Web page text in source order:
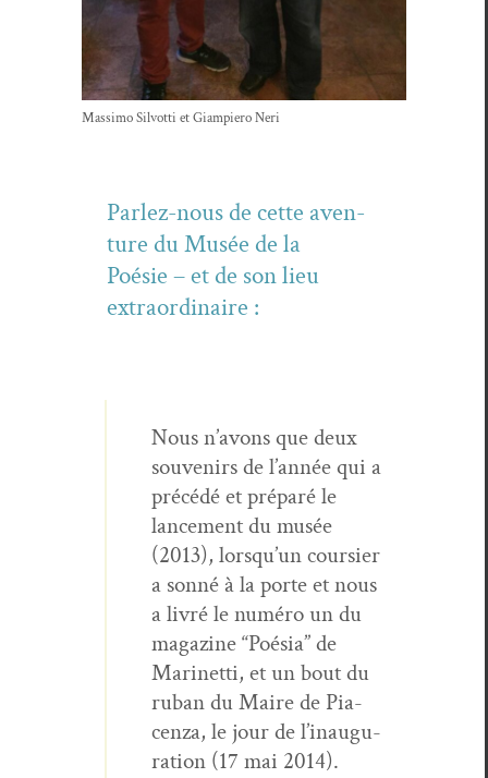
Mas­si­mo Sil­vot­ti et Giampiero Neri
Par­lez-nous de cette aven­
ture du Musée de la
Poésie – et de son lieu
extraordinaire :
Nous n’avons que deux
sou­venirs de l’année qui a
précédé et pré­paré le
lance­ment du musée
(2013), lorsqu’un cour­si­er
a son­né à la porte et nous
a livré le numéro un du
mag­a­zine “Poésia” de
Marinet­ti, et un bout du
ruban du Maire de Pia­
cen­za, le jour de l’in­au­gu­
ra­tion (17 mai 2014).